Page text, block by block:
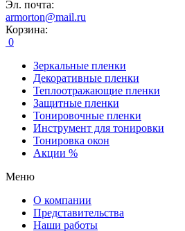
Эл. почта:
armorton@mail.ru
Корзина:
0
Зеркальные пленки
Декоративные пленки
Теплоотражающие пленки
Защитные пленки
Тонировочные пленки
Инструмент для тонировки
Тонировка окон
Акции %
Меню
О компании
Представительства
Наши работы